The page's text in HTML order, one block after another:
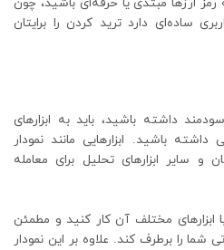
ساده‌ای دارد ترید کردن را برایتان
داشته باشید، باید به ابزارهای
باشید. ابزارهایی مانند نمودار
و سایر ابزارهای تحلیل برای معامله
ابزارهای مختلف آن کار کنید و مطمئن
شما را برطرف کند. علاوه بر این نمودار